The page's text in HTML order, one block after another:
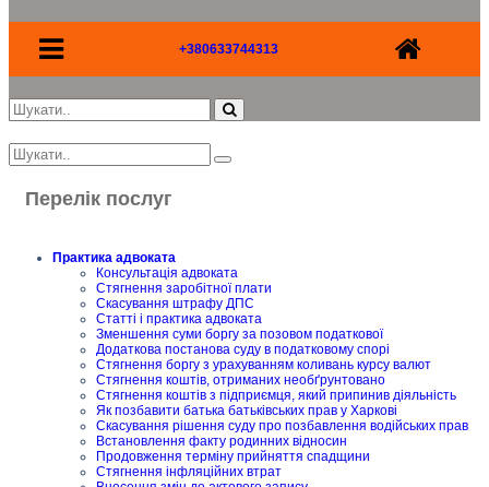
+380633744313
Перелік послуг
Практика адвоката
Консультація адвоката
Стягнення заробітної плати
Скасування штрафу ДПС
Статті і практика адвоката
Зменшення суми боргу за позовом податкової
Додаткова постанова суду в податковому спорі
Стягнення боргу з урахуванням коливань курсу валют
Стягнення коштів, отриманих необґрунтовано
Стягнення коштів з підприємця, який припинив діяльність
Як позбавити батька батьківських прав у Харкові
Скасування рішення суду про позбавлення водійських прав
Встановлення факту родинних відносин
Продовження терміну прийняття спадщини
Стягнення інфляційних втрат